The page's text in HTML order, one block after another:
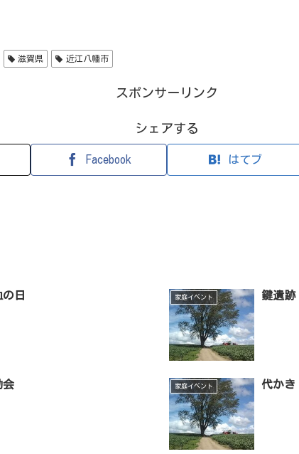
滋賀県 近江八幡市
スポンサーリンク
シェアする
Facebook はてブ
日 家庭イベント 鍵遺跡
会 家庭イベント 代かき